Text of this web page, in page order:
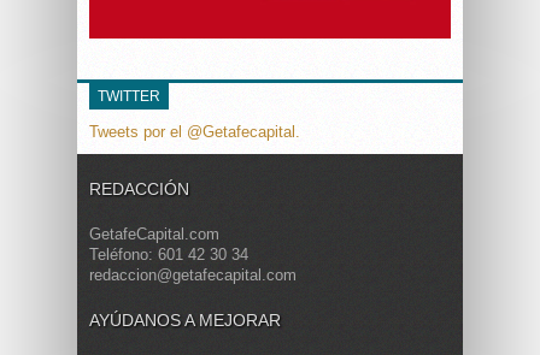
TWITTER
Tweets por el @Getafecapital.
REDACCIÓN
GetafeCapital.com
Teléfono: 601 42 30 34
redaccion@getafecapital.com
AYÚDANOS A MEJORAR